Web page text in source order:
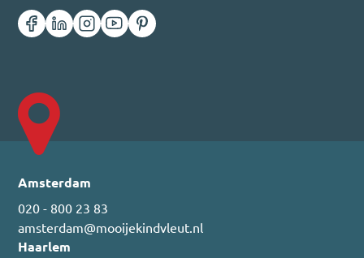
Amsterdam
020 - 800 23 83
amsterdam@mooijekindvleut.nl
Haarlem